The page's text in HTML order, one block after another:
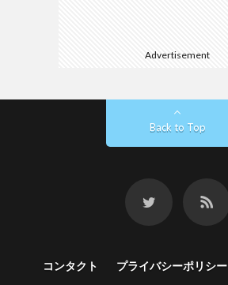
Advertisement
Back to Top
コンタクト プライバシーポリシー